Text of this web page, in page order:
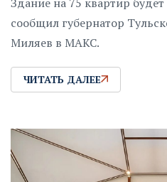
сообщил губернатор
Миляев в MAKC.
ЧИТАТЬ ДАЛЕЕ